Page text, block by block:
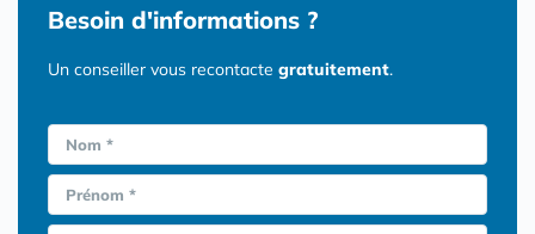
Besoin d'informations ?
Un conseiller vous recontacte gratuitement.
Nom *
Prénom *